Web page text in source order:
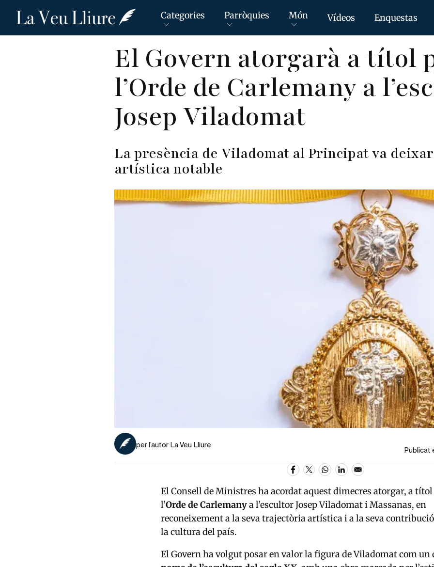
Vés
Categories Parròquies Món Vídeos Enquestas
El Govern atorgarà a títol
l’Orde de Carlemany a
Josep Viladomat
La presència de Viladomat al Principat va
artística notable
per l’autor La Veu Lliure
Publicat
El Consell de Ministres ha acordat aquest dimecres atorgar, a
l’Orde de Carlemanya l’escultorJosep Viladomat i Massanas, en
reconeixement a la seva trajectòria artística i a la seva
la cultura del país.
El Govern ha volgut posar en valor la figura de Viladomat com un